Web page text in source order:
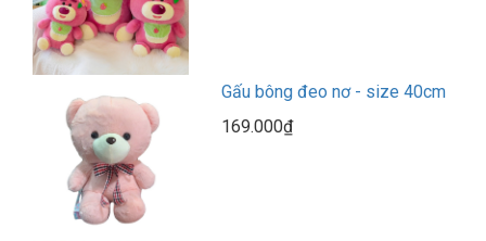
Gấu bông đeo nơ - size 40cm
169.000₫